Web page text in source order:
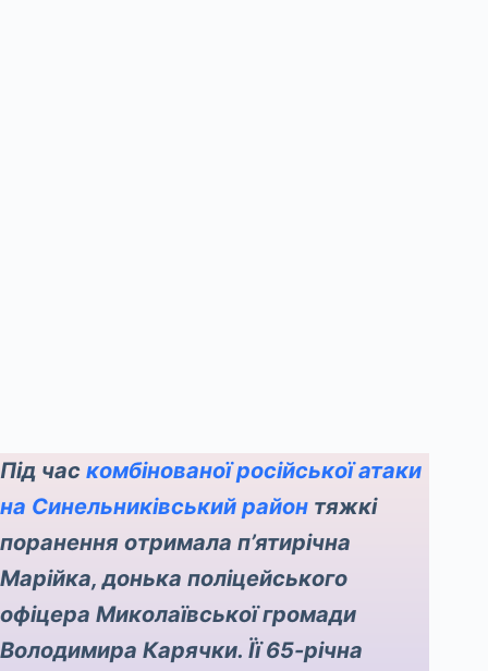
Під час комбінованої російської атаки
на Синельниківський район тяжкі
поранення отримала п’ятирічна
Марійка, донька поліцейського
офіцера Миколаївської громади
Володимира Карячки. Її 65-річна